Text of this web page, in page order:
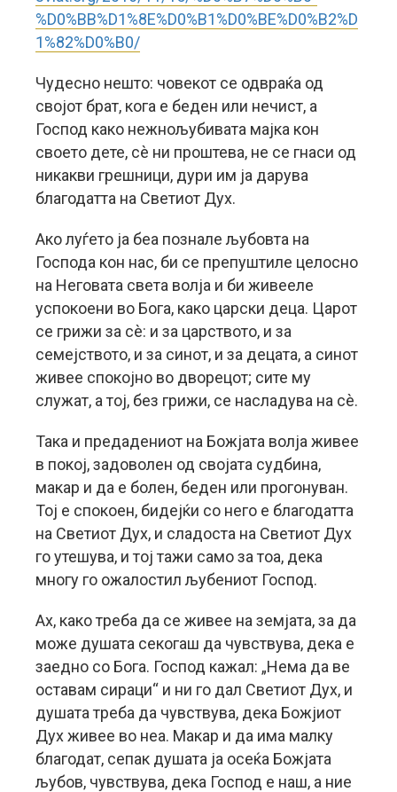
%D0%BB%D1%8E%D0%B1%D0%BE%D0%B2%D
1%82%D0%B0/
Чудесно нешто: човекот се одвраќа од
својот брат, кога е беден или нечист, а
Господ како нежнољубивата мајка кон
своето дете, сè ни проштева, не се гнаси од
никакви грешници, дури им ја дарува
благодатта на Светиот Дух.
Ако луѓето ја беа познале љубовта на
Господа кон нас, би се препуштиле целосно
на Неговата света волја и би живееле
успокоени во Бога, како царски деца. Царот
се грижи за сè: и за царството, и за
семејството, и за синот, и за децата, а синот
живее спокојно во дворецот; сите му
служат, а тој, без грижи, се насладува на сè.
Така и предадениот на Божјата волја живее
в покој, задоволен од својата судбина,
макар и да е болен, беден или прогонуван.
Тој е спокоен, бидејќи со него е благодатта
на Светиот Дух, и сладоста на Светиот Дух
го утешува, и тој тажи само за тоа, дека
многу го ожалостил љубениот Господ.
Ах, како треба да се живее на земјата, за да
може душата секогаш да чувствува, дека е
заедно со Бога. Господ кажал: „Нема да ве
оставам сираци“ и ни го дал Светиот Дух, и
душата треба да чувствува, дека Божјиот
Дух живее во неа. Макар и да има малку
благодат, сепак душата ја осеќа Божјата
љубов, чувствува, дека Господ е наш, а ние